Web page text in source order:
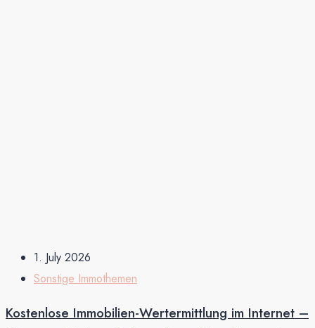
1. July 2026
Sonstige Immothemen
Kostenlose Immobilien-Wertermittlung im Internet –